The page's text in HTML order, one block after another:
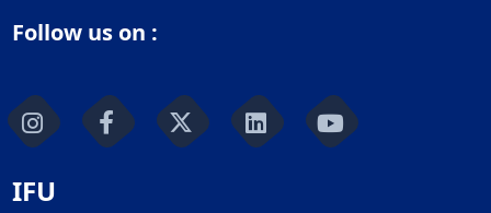
Follow us on :
IFU